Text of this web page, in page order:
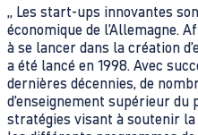
„ Les start-ups innovantes
économique de l’Allemagne.
à se lancer dans la création
a été lancé en 1998. Avec
dernières décennies, de
d’enseignement supérieur du
stratégies visant à soutenir la